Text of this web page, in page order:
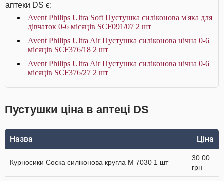
аптеки DS є:
Avent Philips Ultra Soft Пустушка силіконова м'яка для
дівчаток 0-6 місяців SCF091/07 2 шт
Avent Philips Ultra Air Пустушка силіконова нічна 0-6
місяців SCF376/18 2 шт
Avent Philips Ultra Air Пустушка силіконова нічна 0-6
місяців SCF376/27 2 шт
Пустушки ціна в аптеці DS
Назва Ціна
Курносики Соска силіконова кругла M 7030 1 шт
30.00
грн